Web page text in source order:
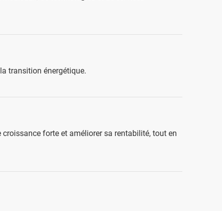
transition énergétique.
forte et améliorer sa rentabilité, tout en